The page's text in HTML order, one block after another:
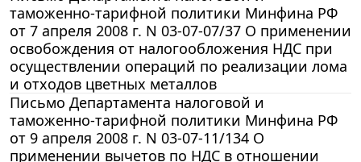
таможенно-тарифной политики Минфина РФ
от 7 апреля 2008 г. N 03-07-07/37 О применении
освобождения от налогообложения НДС при
осуществлении операций по реализации лома
и отходов цветных металлов
Письмо Департамента налоговой и
таможенно-тарифной политики Минфина РФ
от 9 апреля 2008 г. N 03-07-11/134 О
применении вычетов по НДС в отношении